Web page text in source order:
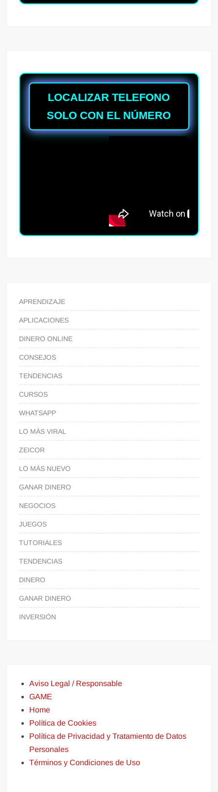
LOCALIZAR TELEFONO
SOLO CON EL NÚMERO
APRENDIZAJE
APLICACIONES
DINERO ONLINE
CONSEJOS
TENDENCIAS
CURSOS
WHATSAPP
LO MÁS VIRAL
ZEICOR
LO MÁS NUEVO
GANAR DINERO
NEGOCIOS
JUEGOS
TUTORIALES
TENDENCIAS
DINERO
GANAR DINERO
INVERSIÓN
Aviso Legal / Responsable
GAME
Home
Política de Cookies
Política de Privacidad y Tratamiento de Datos
Personales
Términos y Condiciones de Uso